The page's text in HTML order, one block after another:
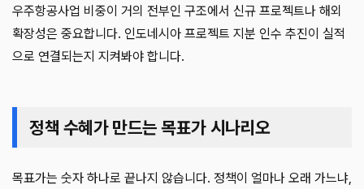
우주항공사업 비중이 거의 전부인 구조에서 신규 프로젝트나 해외
확장성은 중요합니다. 인도네시아 프로젝트 지분 인수 추진이 실적
으로 연결되는지 지켜봐야 합니다.
정책 수혜가 만드는 목표가 시나리오
목표가는 숫자 하나로 끝나지 않습니다. 정책이 얼마나 오래 가느냐,